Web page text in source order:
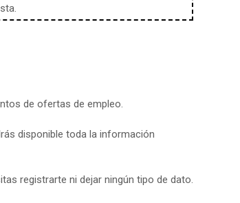
de ofertas de empleo.
disponible toda la información
registrarte ni dejar ningún tipo de dato.